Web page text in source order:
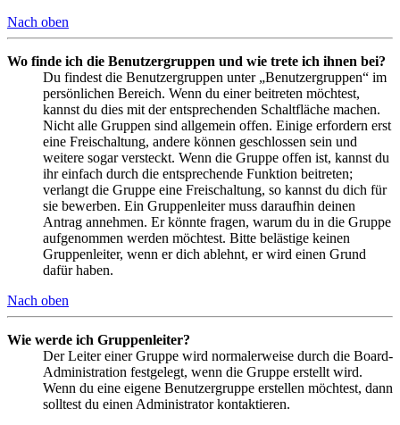
Nach oben
Wo finde ich die Benutzergruppen und wie trete ich ihnen bei?
Du findest die Benutzergruppen unter „Benutzergruppen“ im
persönlichen Bereich. Wenn du einer beitreten möchtest,
kannst du dies mit der entsprechenden Schaltfläche machen.
Nicht alle Gruppen sind allgemein offen. Einige erfordern erst
eine Freischaltung, andere können geschlossen sein und
weitere sogar versteckt. Wenn die Gruppe offen ist, kannst du
ihr einfach durch die entsprechende Funktion beitreten;
verlangt die Gruppe eine Freischaltung, so kannst du dich für
sie bewerben. Ein Gruppenleiter muss daraufhin deinen
Antrag annehmen. Er könnte fragen, warum du in die Gruppe
aufgenommen werden möchtest. Bitte belästige keinen
Gruppenleiter, wenn er dich ablehnt, er wird einen Grund
dafür haben.
Nach oben
Wie werde ich Gruppenleiter?
Der Leiter einer Gruppe wird normalerweise durch die Board-
Administration festgelegt, wenn die Gruppe erstellt wird.
Wenn du eine eigene Benutzergruppe erstellen möchtest, dann
solltest du einen Administrator kontaktieren.